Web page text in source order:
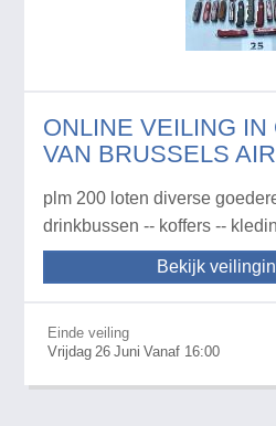
ONLINE VEILING IN
VAN BRUSSELS
plm 200 loten diverse
drinkbussen -- koffers --
Bekijk
Einde veiling
Vrijdag 26 Juni Vanaf 16:00